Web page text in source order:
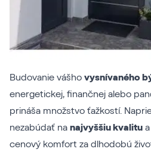
Budovanie vášho vysnívaného
energetickej, finančnej alebo
prináša množstvo ťažkostí.
nezabúdať na najvyššiu kvalitu
cenový komfort za dlhodobú